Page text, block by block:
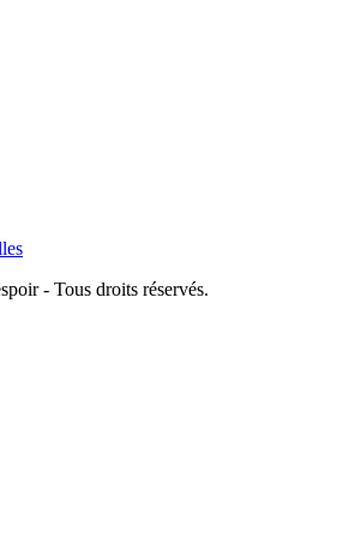
- Tous droits réservés.